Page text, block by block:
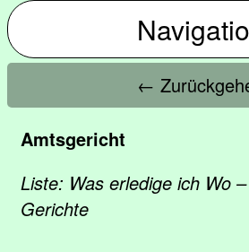
←
Amtsgericht
Liste: Was erledige ich Wo
Gerichte